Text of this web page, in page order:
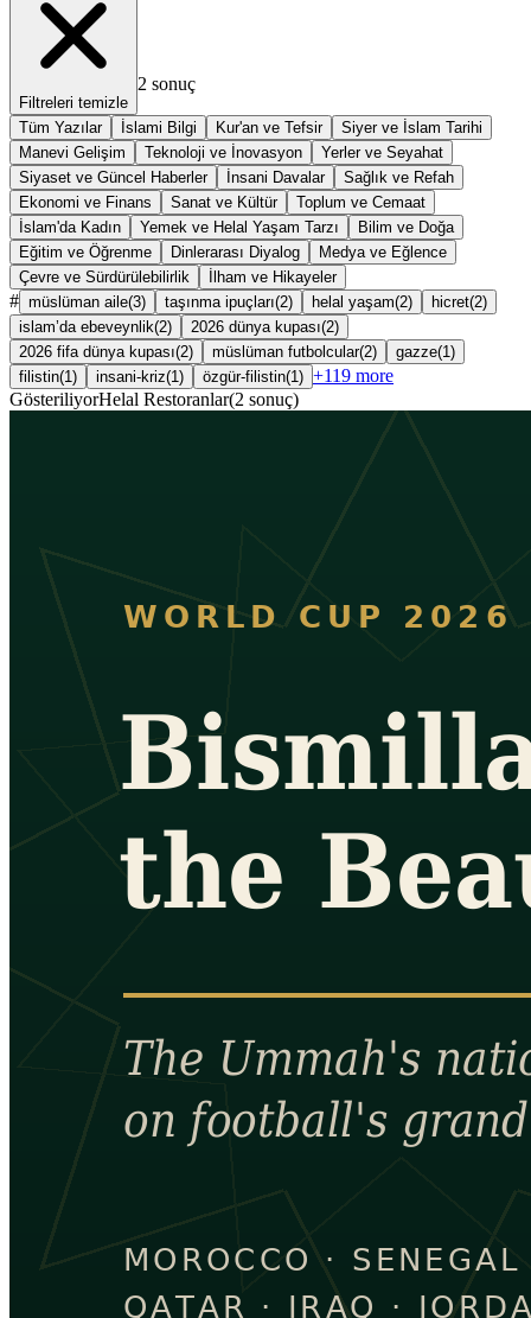
Filtreleri temizle
2 sonuç
Tüm Yazılar İslami Bilgi Kur'an ve Tefsir
Siyer ve İslam Tarihi
Manevi Gelişim
Teknoloji ve İnovasyon
Yerler ve Seyahat
Siyaset ve Güncel Haberler
İnsani Davalar
Sağlık ve Refah
Ekonomi ve Finans
Sanat ve Kültür
Toplum ve Cemaat
İslam'da Kadın
Yemek ve Helal Yaşam Tarzı
Bilim ve Doğa
Eğitim ve Öğrenme
Dinlerarası Diyalog
Medya ve Eğlence
Çevre ve Sürdürülebilirlik
İlham ve Hikayeler
# müslüman aile(3) taşınma ipuçları(2) helal yaşam(2) hicret(2)
islam’da ebeveynlik(2) 2026 dünya kupası(2)
2026 fifa dünya kupası(2) müslüman futbolcular(2) gazze(1 )
filistin(1 ) insani-kriz(1 ) özgür-filistin(1 ) +119 more
GösteriliyorHelal Restoranlar(2 sonuç)